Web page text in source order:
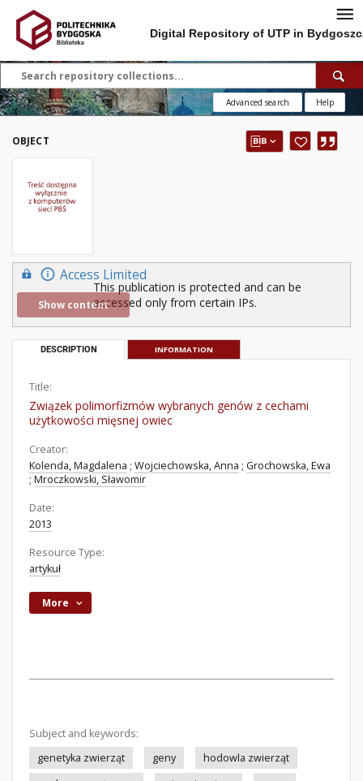
Digital Repository of UTP in
Advanced search Help
OBJECT
Access Limited
Show content
This publication is protected and can be
accessed only from certain IPs.
DESCRIPTION INFORMATION
Title:
Związek polimorfizmów wybranych genów z cechami
użytkowości mięsnej owiec
Creator:
Kolenda, Magdalena ; Wojciechowska, Anna ; Grochowska, Ewa
; Mroczkowski, Sławomir
Date:
2013
Resource Type:
artykuł
More
Subject and keywords:
genetyka zwierząt
geny
hodowla zwierząt